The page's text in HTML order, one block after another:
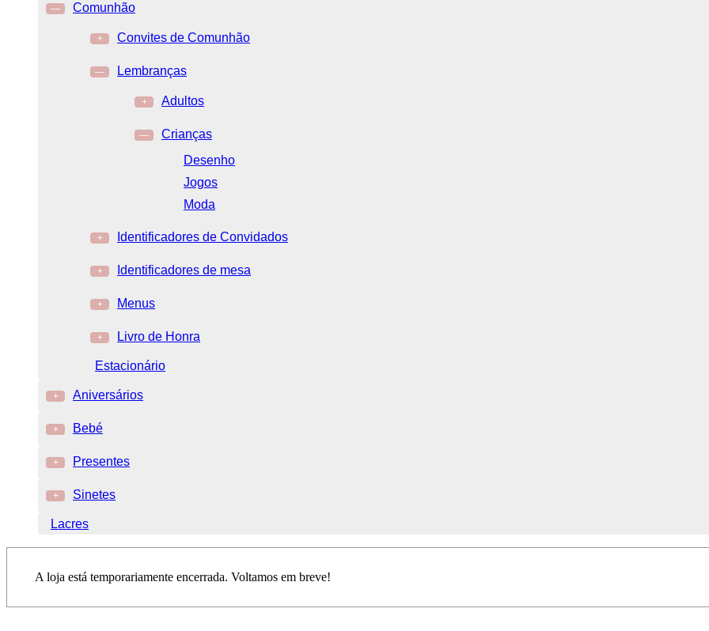
— Comunhão
+ Convites de Comunhão
— Lembranças
+ Adultos
—
Crianças
Desenho
Jogos
Moda
+ Identificadores de Convidados
+ Identificadores de mesa
+ Menus
+ Livro de Honra
Estacionário
+ Aniversários
+ Bebé
+ Presentes
+ Sinetes
Lacres
A loja está temporariamente encerrada. Voltamos em breve!